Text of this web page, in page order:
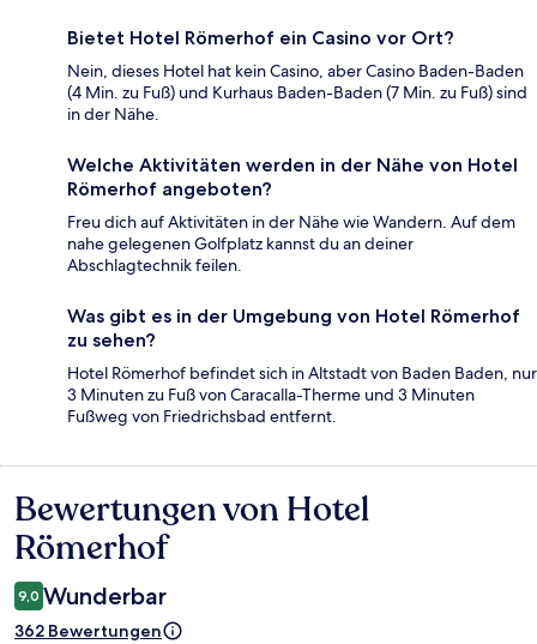
Bietet Hotel Römerhof ein Casino vor Ort?
Nein, dieses Hotel hat kein Casino, aber Casino Baden-Baden
(4 Min. zu Fuß) und Kurhaus Baden-Baden (7 Min. zu Fuß) sind
in der Nähe.
Welche Aktivitäten werden in der Nähe von Hotel
Römerhof angeboten?
Freu dich auf Aktivitäten in der Nähe wie Wandern. Auf dem
nahe gelegenen Golfplatz kannst du an deiner
Abschlagtechnik feilen.
Was gibt es in der Umgebung von Hotel Römerhof
zu sehen?
Hotel Römerhof befindet sich in Altstadt von Baden Baden, nur
3 Minuten zu Fuß von Caracalla-Therme und 3 Minuten
Fußweg von Friedrichsbad entfernt.
Bewertungen
Bewertungen von Hotel
Römerhof
9,0 Wunderbar
362 Bewertungen